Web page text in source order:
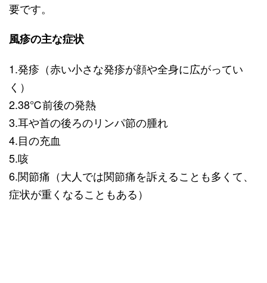
要です。
風疹の主な症状
1.発疹（赤い小さな発疹が顔や全身に広がってい
く）
2.38℃前後の発熱
3.耳や首の後ろのリンパ節の腫れ
4.目の充血
5.咳
6.関節痛（大人では関節痛を訴えることも多くて、
症状が重くなることもある）